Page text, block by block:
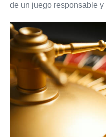
de un juego responsable y